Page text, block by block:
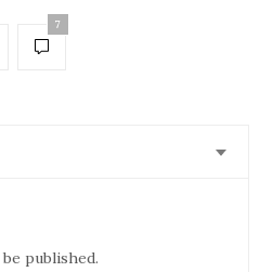
7
MUMU
ne vais pas m’aventurer à tester
published.